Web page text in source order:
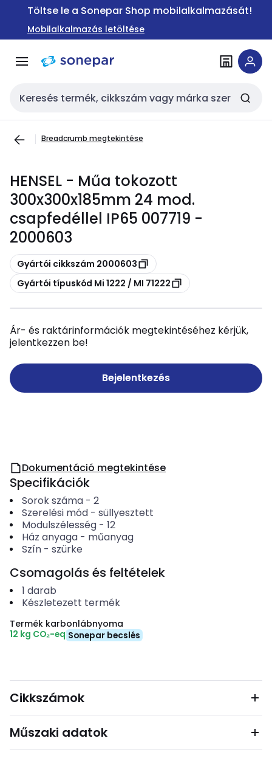
Ugrás a
Ugrás a
tartalomra
Töltse le a Sonepar Shop mobilalkalmazását!
Mobilalkalmazás letöltése
Keresési bemenet
Breadcrumb megtekintése
HENSEL - Műa tokozott
300x300x185mm 24 mod.
csapfedéllel IP65 007719 -
2000603
Másolás
Gyártói cikkszám 2000603
Másolás
Gyártói típuskód Mi 1222 / MI 71222
Ár- és raktárinformációk megtekintéséhez kérjük,
jelentkezzen be!
Bejelentkezés
Dokumentáció megtekintése
Specifikációk
Sorok száma- 2
Szerelési mód- süllyesztett
Modulszélesség- 12
Ház anyaga- műanyag
Szín- szürke
Csomagolás és feltételek
1 darab
Készletezett termék
Termék karbonlábnyoma
12 kg CO₂-eq Sonepar becslés
Cikkszámok
Műszaki adatok